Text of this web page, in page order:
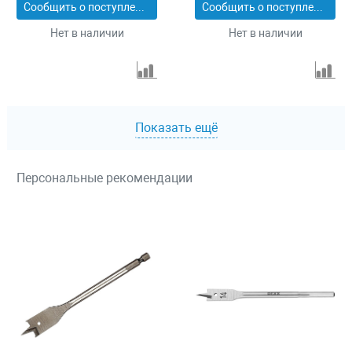
Сообщить о поступлении
Нет в наличии
Сообщить о поступлении
Нет в наличии
Показать ещё
Персональные рекомендации